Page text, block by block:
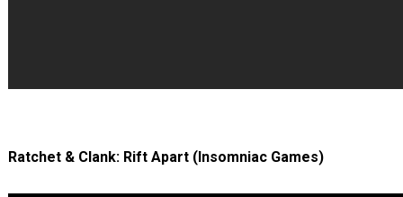
Ratchet & Clank: Rift Apart (Insomniac Games)